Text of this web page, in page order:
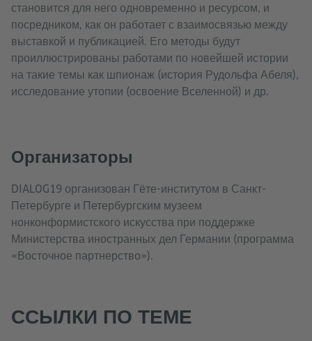
становится для него одновременно и ресурсом, и
посредником, как он работает с взаимосвязью между
выставкой и публикацией. Его методы будут
проиллюстрированы работами по новейшей истории
на такие темы как шпионаж (история Рудольфа Абеля),
исследование утопии (освоение Вселенной) и др.
Организаторы
DIALOG19 организован Гёте-институтом в Санкт-
Петербурге и Петербургским музеем
нонконформистского искусства при поддержке
Министерства иностранных дел Германии (программа
«Восточное партнерство»).
ССЫЛКИ ПО ТЕМЕ